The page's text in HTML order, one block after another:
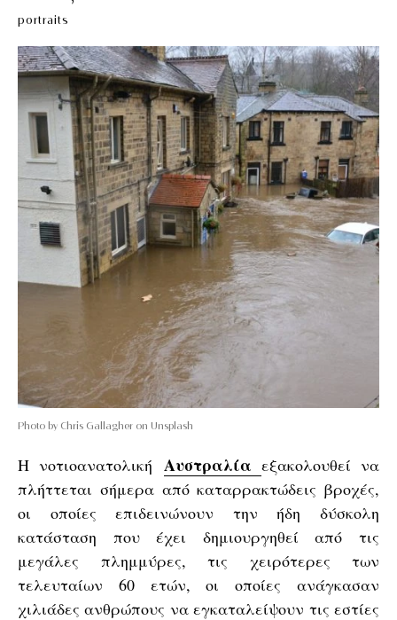
portraits
Photo by Chris Gallagher on Unsplash
Η νοτιοανατολική Αυστραλία εξακολουθεί να
πλήττεται σήμερα από καταρρακτώδεις βροχές,
οι οποίες επιδεινώνουν την ήδη δύσκολη
κατάσταση που έχει δημιουργηθεί από τις
μεγάλες πλημμύρες, τις χειρότερες των
τελευταίων 60 ετών, οι οποίες ανάγκασαν
χιλιάδες ανθρώπους να εγκαταλείψουν τις εστίες